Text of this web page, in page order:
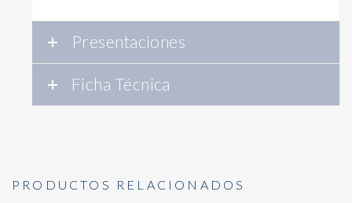
Presentaciones
Ficha Técnica
PRODUCTOS RELACIONADOS